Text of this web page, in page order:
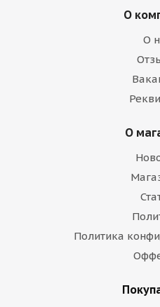
О
О
О
Политика